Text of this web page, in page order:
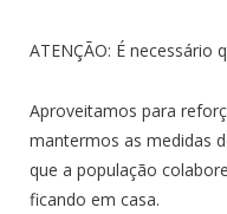
ATENÇÃO: É necessário
Aproveitamos para
mantermos as medidas
que a população
ficando em casa.